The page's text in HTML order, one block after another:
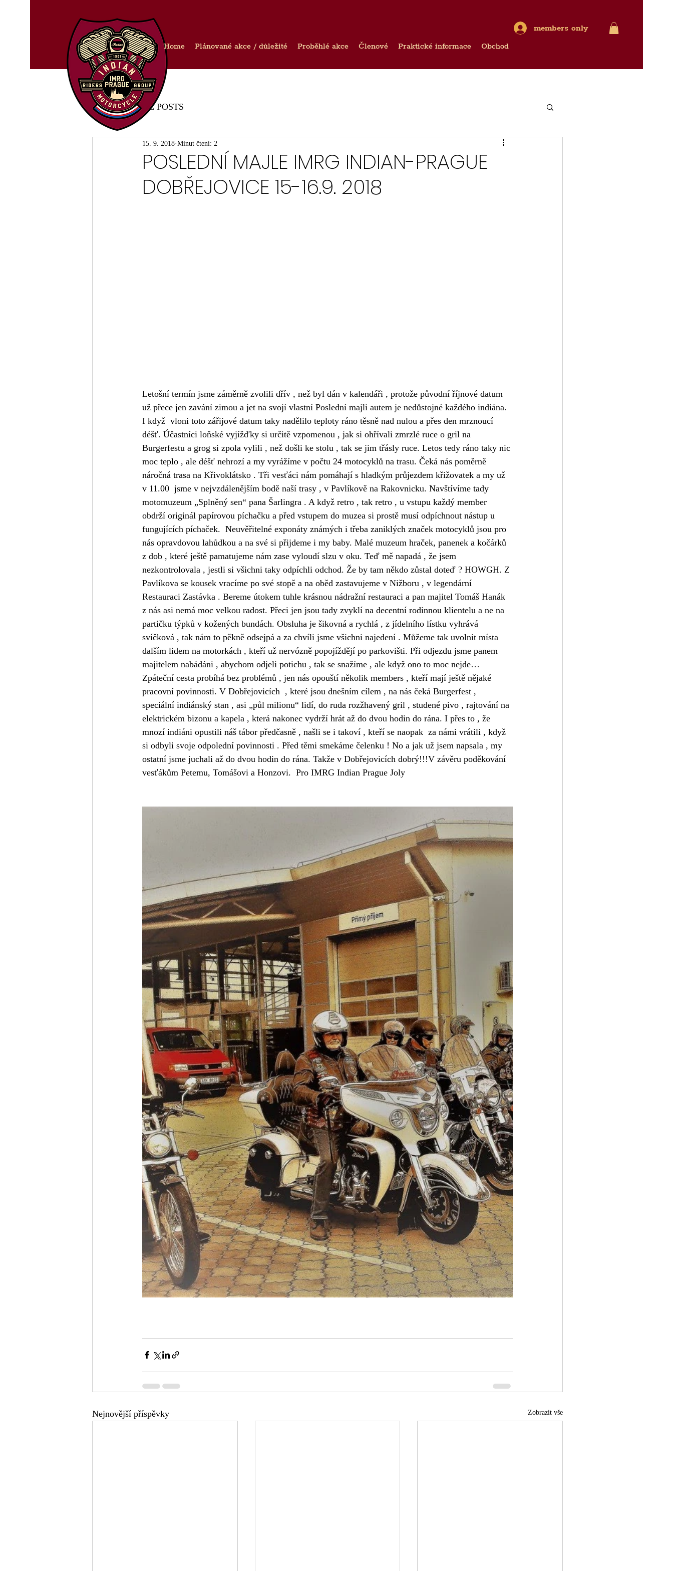
members only
Home Plánované akce / důležité Proběhlé akce Členové Praktické informace Obchod
IMRG PRAGUE POSTS
POSLEDNÍ MAJLE IMRG INDIAN-PRAGUE
DOBŘEJOVICE 15-16.9. 2018
15. 9. 2018 Minut čtení: 2
Letošní termín jsme záměrně zvolili dřív , než byl dán v kalendáři , protože původní říjnové datum
už přece jen zavání zimou a jet na svojí vlastní Poslední majli autem je nedůstojné každého indiána.
I když  vloni toto zářijové datum taky nadělilo teploty ráno těsně nad nulou a přes den mrznoucí
déšť. Účastníci loňské vyjížďky si určitě vzpomenou , jak si ohřívali zmrzlé ruce o gril na
Burgerfestu a grog si zpola vylili , než došli ke stolu , tak se jim třásly ruce. Letos tedy ráno taky nic
moc teplo , ale déšť nehrozí a my vyrážíme v počtu 24 motocyklů na trasu. Čeká nás poměrně
náročná trasa na Křivoklátsko . Tři vesťáci nám pomáhají s hladkým průjezdem křižovatek a my už
v 11.00  jsme v nejvzdálenějším bodě naší trasy , v Pavlíkově na Rakovnicku. Navštívíme tady
motomuzeum „Splněný sen“ pana Šarlingra . A když retro , tak retro , u vstupu každý member
obdrží originál papírovou píchačku a před vstupem do muzea si prostě musí odpíchnout nástup u
fungujících píchaček.  Neuvěřitelné exponáty známých i třeba zaniklých značek motocyklů jsou pro
nás opravdovou lahůdkou a na své si přijdeme i my baby. Malé muzeum hraček, panenek a kočárků
z dob , které ještě pamatujeme nám zase vyloudí slzu v oku. Teď mě napadá , že jsem
nezkontrolovala , jestli si všichni taky odpíchli odchod. Že by tam někdo zůstal doteď ? HOWGH. Z
Pavlíkova se kousek vracíme po své stopě a na oběd zastavujeme v Nižboru , v legendární
Restauraci Zastávka . Bereme útokem tuhle krásnou nádražní restauraci a pan majitel Tomáš Hanák
z nás asi nemá moc velkou radost. Přeci jen jsou tady zvyklí na decentní rodinnou klientelu a ne na
partičku týpků v kožených bundách. Obsluha je šikovná a rychlá , z jídelního lístku vyhrává
svíčková , tak nám to pěkně odsejpá a za chvíli jsme všichni najedení . Můžeme tak uvolnit místa
dalším lidem na motorkách , kteří už nervózně popojíždějí po parkovišti. Při odjezdu jsme panem
majitelem nabádáni , abychom odjeli potichu , tak se snažíme , ale když ono to moc nejde…
Zpáteční cesta probíhá bez problémů , jen nás opouští několik members , kteří mají ještě nějaké
pracovní povinnosti. V Dobřejovicích  , které jsou dnešním cílem , na nás čeká Burgerfest ,
speciální indiánský stan , asi „půl milionu“ lidí, do ruda rozžhavený gril , studené pivo , rajtování na
elektrickém bizonu a kapela , která nakonec vydrží hrát až do dvou hodin do rána. I přes to , že
mnozí indiáni opustili náš tábor předčasně , našli se i takoví , kteří se naopak  za námi vrátili , když
si odbyli svoje odpolední povinnosti . Před těmi smekáme čelenku ! No a jak už jsem napsala , my
ostatní jsme juchali až do dvou hodin do rána. Takže v Dobřejovicích dobrý!!!V závěru poděkování
vesťákům Petemu, Tomášovi a Honzovi.  Pro IMRG Indian Prague Joly
Nejnovější příspěvky Zobrazit vše